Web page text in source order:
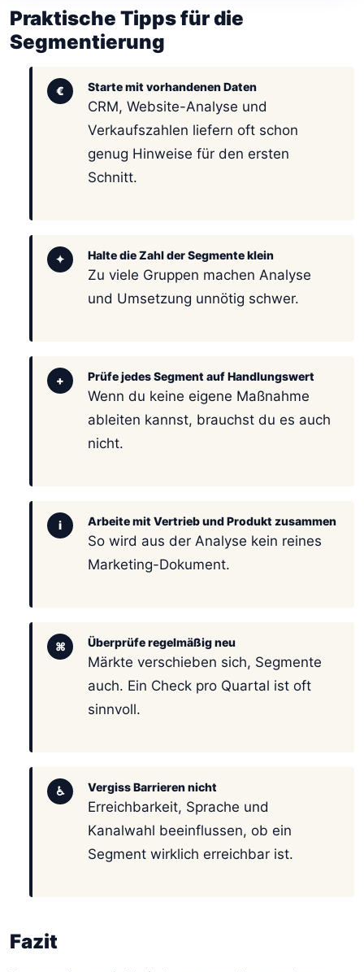
Praktische Tipps für die
Segmentierung
€ Starte mit vorhandenen Daten
CRM, Website-Analyse und
Verkaufszahlen liefern oft schon
genug Hinweise für den ersten
Schnitt.
✦ Halte die Zahl der Segmente klein
Zu viele Gruppen machen Analyse
und Umsetzung unnötig schwer.
+ Prüfe jedes Segment auf Handlungswert
Wenn du keine eigene Maßnahme
ableiten kannst, brauchst du es auch
nicht.
i Arbeite mit Vertrieb und Produkt zusammen
So wird aus der Analyse kein reines
Marketing-Dokument.
⌘ Überprüfe regelmäßig neu
Märkte verschieben sich, Segmente
auch. Ein Check pro Quartal ist oft
sinnvoll.
♿ Vergiss Barrieren nicht
Erreichbarkeit, Sprache und
Kanalwahl beeinflussen, ob ein
Segment wirklich erreichbar ist.
Fazit